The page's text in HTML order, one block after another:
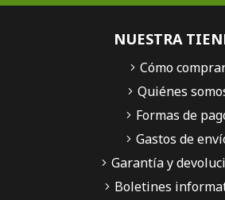
NUESTRA
Cómo
Quiénes
Formas de
Gastos de
Garantía y
Boletines